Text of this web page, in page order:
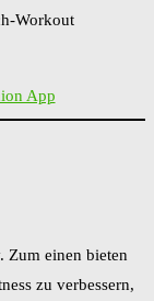
Workout
Zum einen bieten
zu verbessern,